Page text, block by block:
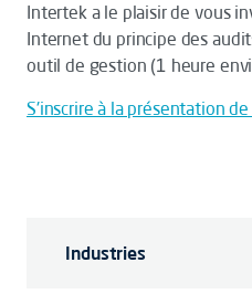
Intertek a le plaisir de vous
Internet du principe des
outil de gestion (1 heure
S'inscrire à la présentation
Industries